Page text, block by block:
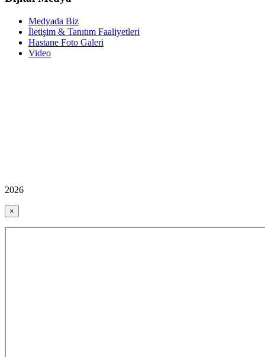
Medyada Biz
İletişim & Tanıtım Faaliyetleri
Hastane Foto Galeri
Video
2026
×